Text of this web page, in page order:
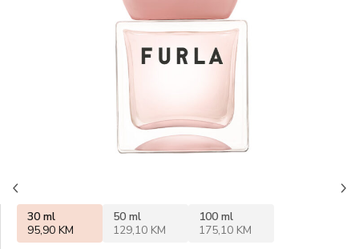
30 ml
95,90 KM
50 ml
129,10 KM
100 ml
175,10 KM